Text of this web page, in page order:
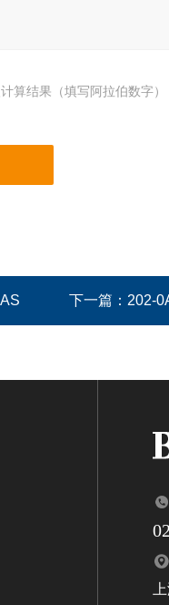
算结果（填写阿拉伯数字
下一篇： 202-